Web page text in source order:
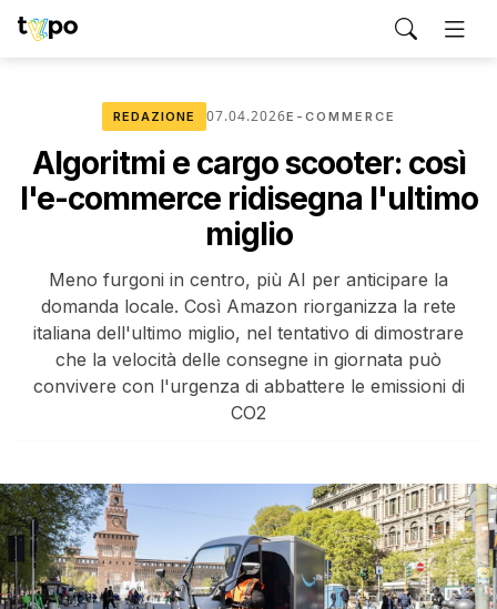
REDAZIONE 07.04.2026E-COMMERCE
Algoritmi e cargo scooter: così
l'e-commerce ridisegna l'ultimo
miglio
Meno furgoni in centro, più AI per anticipare la
domanda locale. Così Amazon riorganizza la rete
italiana dell'ultimo miglio, nel tentativo di dimostrare
che la velocità delle consegne in giornata può
convivere con l'urgenza di abbattere le emissioni di
CO2